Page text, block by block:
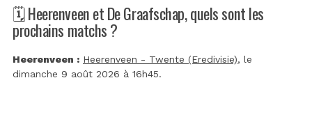
🗓️ Heerenveen et De Graafschap, quels sont les
prochains matchs ?
Heerenveen : Heerenveen - Twente (Eredivisie), le
dimanche 9 août 2026 à 16h45.